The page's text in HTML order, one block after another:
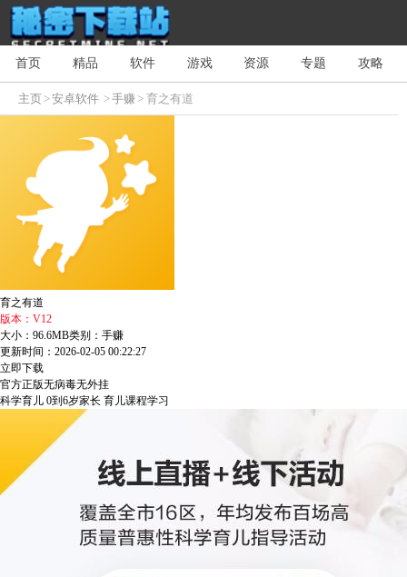
首页 精品 软件 游戏 资源 专题 攻略
主页>安卓软件 >手赚> 育之有道
育之有道
版本：V12
大小：96.6MB类别：手赚
更新时间：2026-02-05 00:22:27
立即下载
官方正版无病毒无外挂
科学育儿 0到6岁家长 育儿课程学习